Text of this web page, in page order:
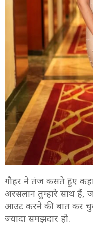
गौहर ने तंज कसते हुए
अरसलान तुम्हारे साथ हैं,
आउट करने की बात कर
ज्यादा समझदार हो.